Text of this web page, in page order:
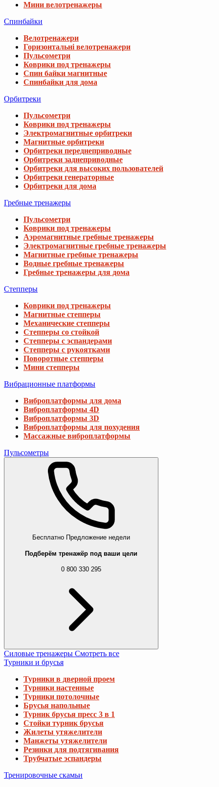
Мини велотренажеры
Спинбайки
Велотренажери
Горизонтальні велотренажери
Пульсометри
Коврики под тренажеры
Спин байки магнитные
Спинбайки для дома
Орбитреки
Пульсометри
Коврики под тренажеры
Электромагнитные орбитреки
Магнитные орбитреки
Орбитреки переднеприводные
Орбитреки заднеприводные
Орбитреки для высоких пользователей
Орбитреки генераторные
Орбитреки для дома
Гребные тренажеры
Пульсометри
Коврики под тренажеры
Аэромагнитные гребные тренажеры
Электромагнитные гребные тренажеры
Магнитные гребные тренажеры
Водные гребные тренажеры
Гребные тренажеры для дома
Степперы
Коврики под тренажеры
Магнитные степперы
Механические степперы
Степперы со стойкой
Степперы с эспандерами
Степперы с рукоятками
Поворотные степперы
Мини степперы
Вибрационные платформы
Виброплатформы для дома
Виброплатформы 4D
Виброплатформы 3D
Виброплатформы для похудения
Массажные виброплатформы
Пульсометры
Бесплатно Предложение недели
Подберём тренажёр под ваши цели
0 800 330 295
Силовые тренажеры Смотреть все
Турники и брусья
Турники в дверной проем
Турники настенные
Турники потолочные
Брусья напольные
Турник брусья пресс 3 в 1
Стойки турник брусья
Жилеты утяжелители
Манжеты утяжелители
Резинки для подтягивания
Трубчатые эспандеры
Тренировочные скамьи